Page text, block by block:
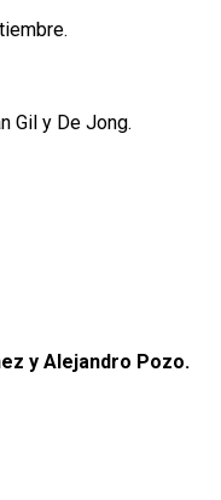
Gil y De Jong.
y Alejandro Pozo.